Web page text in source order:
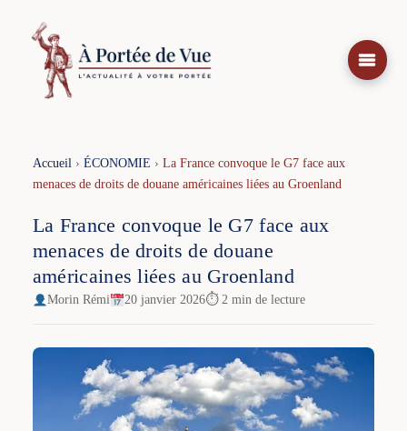
contenu
Accueil› ÉCONOMIE › La France convoque le G7 face aux
menaces de droits de douane américaines liées au Groenland
La France convoque le G7 face aux
menaces de droits de douane
américaines liées au Groenland
Morin Rémi 20 janvier 2026⏱ 2 min de lecture